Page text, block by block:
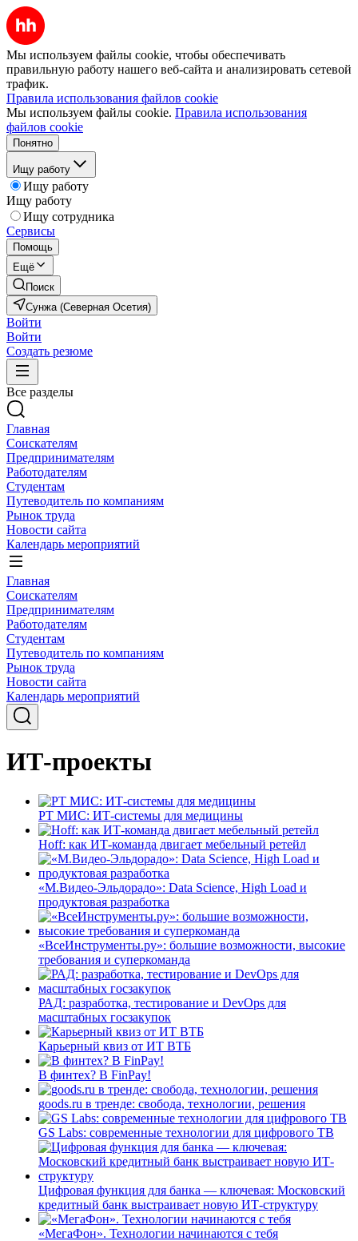
Мы используем файлы cookie, чтобы обеспечивать
правильную работу нашего веб-сайта и анализировать сетевой
трафик.
Правила использования файлов cookie
Мы используем файлы cookie. Правила использования
файлов cookie
Понятно
Ищу работу
Ищу работу
Ищу работу
Ищу сотрудника
Сервисы
Помощь
Ещё
Поиск
Сунжа (Северная Осетия)
Войти
Войти
Создать резюме
Все разделы
Главная
Соискателям
Предпринимателям
Работодателям
Студентам
Путеводитель по компаниям
Рынок труда
Новости сайта
Календарь мероприятий
Главная
Соискателям
Предпринимателям
Работодателям
Студентам
Путеводитель по компаниям
Рынок труда
Новости сайта
Календарь мероприятий
ИТ-проекты
РТ МИС: ИТ-системы для медицины
Hoff: как ИТ-команда двигает мебельный ретейл
«М.Видео-Эльдорадо»: Data Science, High Load и
продуктовая разработка
«ВсеИнструменты.ру»: большие возможности, высокие
требования и суперкоманда
РАД: разработка, тестирование и DevOps для
масштабных госзакупок
Карьерный квиз от ИТ ВТБ
В финтех? В FinPay!
goods.ru в тренде: свобода, технологии, решения
GS Labs: современные технологии для цифрового ТВ
Цифровая функция для банка — ключевая: Московский
кредитный банк выстраивает новую ИТ-структуру
«МегаФон». Технологии начинаются с тебя